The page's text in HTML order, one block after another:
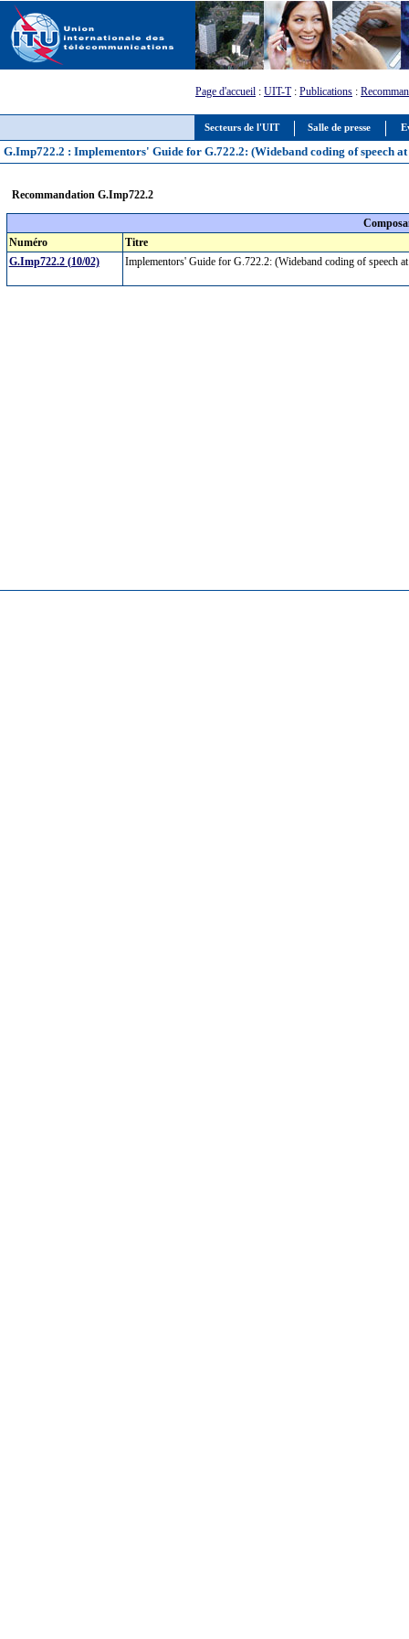
Secteurs de l'UIT Salle de presse
Page d'accueil : UIT-T: Publications :
G.Imp722.2 : Implementors' Guide for G.722.2: (Wideband coding of speech
Recommandation G.Imp722.2
Numéro
Titre
G.Imp722.2 (10/02)
Implementors' Guide for G.722.2: (Wideband coding of